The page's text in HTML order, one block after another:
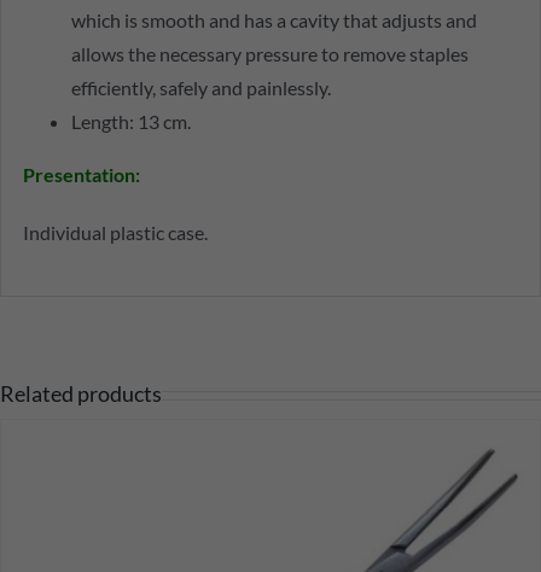
which is smooth and has a cavity that adjusts and
allows the necessary pressure to remove staples
efficiently, safely and painlessly.
Length: 13 cm.
Presentation:
Individual plastic case.
Related products